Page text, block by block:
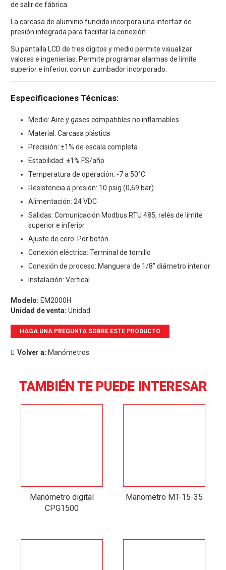
de salir de fábrica.
La carcasa de aluminio fundido incorpora una interfaz de
presión integrada para facilitar la conexión.
Su pantalla LCD de tres dígitos y medio permite visualizar
valores e ingenierías. Permite programar alarmas de límite
superior e inferior, con un zumbador incorporado.
Especificaciones Técnicas:
Medio: Aire y gases compatibles no inflamables
Material: Carcasa plástica
Precisión: ±1% de escala completa
Estabilidad: ±1% FS/año
Temperatura de operación: -7 a 50°C
Resistencia a presión: 10 psig (0,69 bar)
Alimentación: 24 VDC
Salidas: Comunicación Modbus RTU 485, relés de límite
superior e inferior
Ajuste de cero: Por botón
Conexión eléctrica: Terminal de tornillo
Conexión de proceso: Manguera de 1/8″ diámetro interior
Instalación: Vertical
Modelo: EM2000H
Unidad de venta: Unidad
HAGA UNA PREGUNTA SOBRE ESTE PRODUCTO
Volver a: Manómetros
TAMBIÉN TE PUEDE INTERESAR
Manómetro digital
CPG1500
Manómetro MT-15-35